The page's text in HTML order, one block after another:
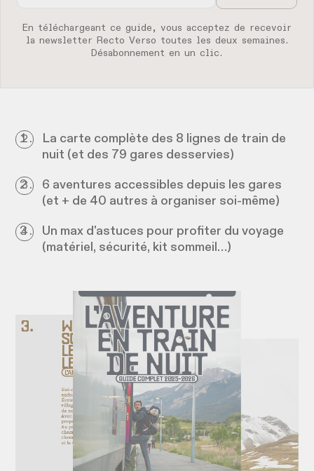
En téléchargeant ce guide, vous acceptez de recevoir
la newsletter Recto Verso toutes les deux semaines.
Désabonnement en un clic.
La carte complète des 8 lignes de train de
nuit (et des 79 gares desservies)
6 aventures accessibles depuis les gares
(et + de 40 autres à organiser soi-même)
Un max d'astuces pour profiter du voyage
(matériel, sécurité, kit sommeil…)